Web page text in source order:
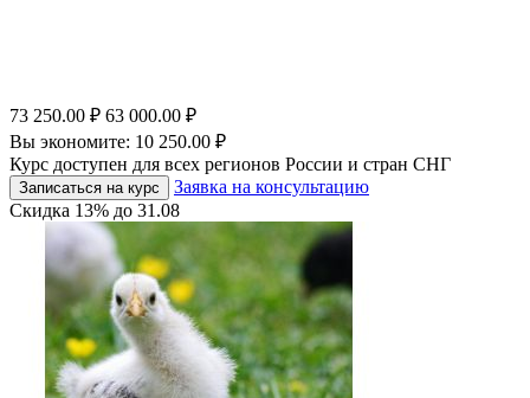
73 250.00 ₽ 63 000.00 ₽
Вы экономите: 10 250.00 ₽
Курс доступен для всех регионов России и стран СНГ
Записаться на курс
Заявка на консультацию
Скидка 13% до 31.08